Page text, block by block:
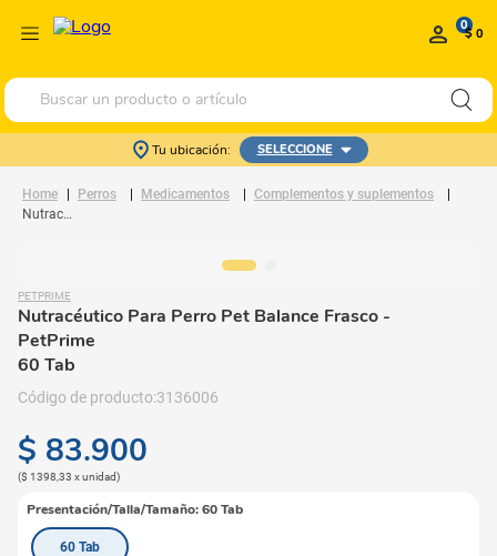
0$ 0
Buscar un producto o artículo
Tu ubicación: SELECCIONE
Perros Medicamentos
Complementos y suplementos
Nutracéutico Para Perro Pet Balance Frasco
PETPRIME
Nutracéutico Para Perro Pet Balance Frasco -
PetPrime
60 Tab
3136006
$ 83.900
($ 1398,33 xunidad)
Presentación/Talla/Tamaño:60 Tab
60 Tab